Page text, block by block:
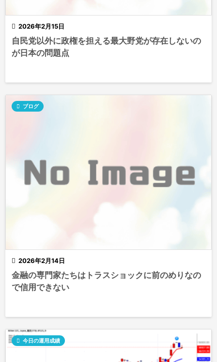
 2026年2月15日
自民党以外に政権を担える最大野党が存在しないの
が日本の問題点
 2026年2月14日
 ブログ
金融の専門家たちはトラスショックに前のめりなの
で信用できない
 今日の運用成績